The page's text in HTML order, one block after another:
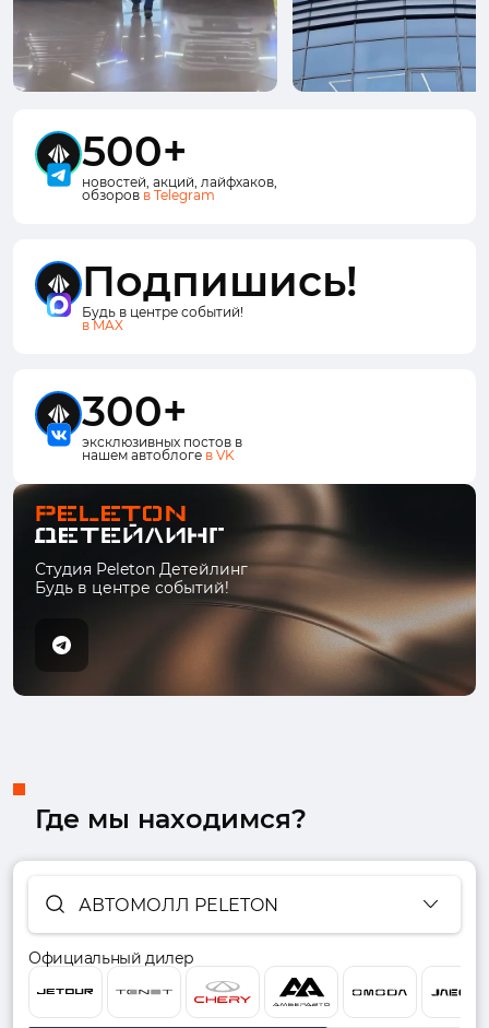
500+
новостей, акций, лайфхаков,
обзоров в Telegram
Подпишись!
Будь в центре событий!
в MAX
300+
эксклюзивных постов в
нашем автоблоге в VK
Студия Peleton Детейлинг
Будь в центре событий!
Где мы находимся?
АВТОМОЛЛ PELETON
Официальный дилер